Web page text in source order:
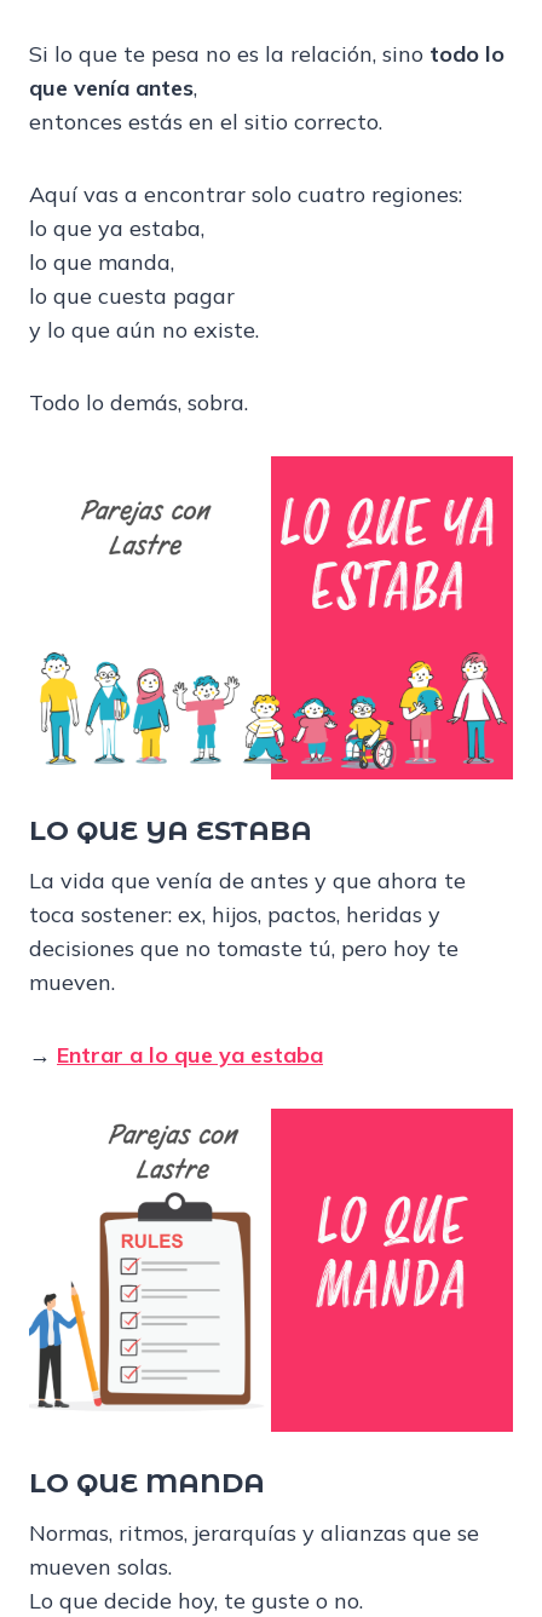
Si lo que te pesa no es la relación, sino todo lo
que venía antes,
entonces estás en el sitio correcto.
Aquí vas a encontrar solo cuatro regiones:
lo que ya estaba,
lo que manda,
lo que cuesta pagar
y lo que aún no existe.
Todo lo demás, sobra.
LO QUE YA ESTABA
La vida que venía de antes y que ahora te
toca sostener: ex, hijos, pactos, heridas y
decisiones que no tomaste tú, pero hoy te
mueven.
→ Entrar a lo que ya estaba
LO QUE MANDA
Normas, ritmos, jerarquías y alianzas que se
mueven solas.
Lo que decide hoy, te guste o no.